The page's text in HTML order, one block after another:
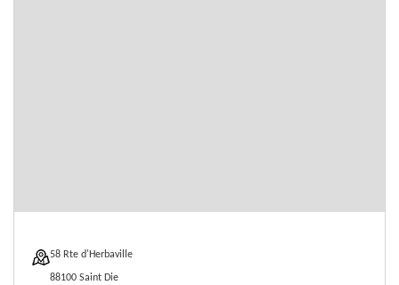
58 Rte d'Herbaville
88100 Saint Die